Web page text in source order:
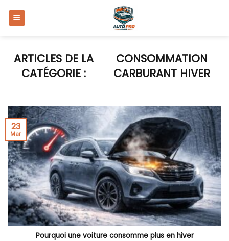
CONSOMMATION
CARBURANT HIVER
Pourquoi une voiture consomme plus en hiver
23
Mar